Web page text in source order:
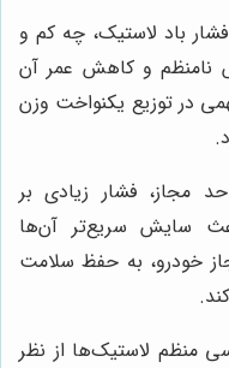
باد لاستیک، چه کم و
نامنظم و کاهش عمر آن
در توزیع یکنواخت وزن
مجاز، فشار زیادی بر
سایش سریع‌تر آن‌ها
خودرو، به حفظ سلامت
منظم لاستیک‌ها از نظر